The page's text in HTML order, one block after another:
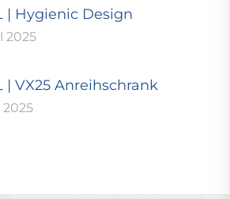
| Hygienic Design
2025
| VX25 Anreihschrank
2025